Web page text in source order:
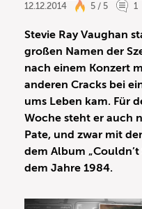
12.12.2014
5 / 5 1
Stevie Ray Vaughan
großen Namen der
nach einem Konzert
anderen Cracks bei
ums Leben kam. Für
Woche steht er auch
Pate, und zwar mit
dem Album
dem Jahre 1984.